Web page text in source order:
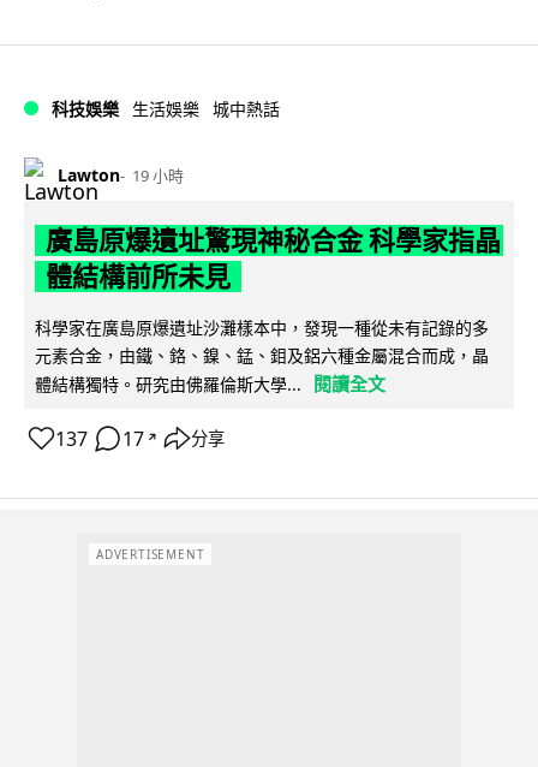
科技娛樂 生活娛樂 城中熱話
Lawton 19 小時
廣島原爆遺址驚現神秘合金 科學家指晶
體結構前所未見
科學家在廣島原爆遺址沙灘樣本中，發現一種從未有記錄的多
元素合金，由鐵、鉻、鎳、錳、鉬及鋁六種金屬混合而成，晶
體結構獨特。研究由佛羅倫斯大學...
閱讀全文
137 17 ↗ 分享
ADVERTISEMENT